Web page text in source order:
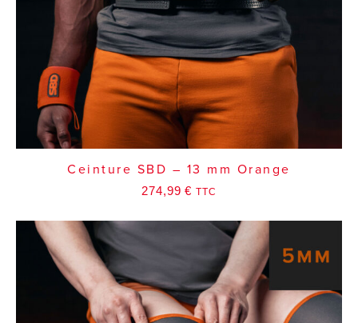
Ceinture SBD – 13 mm Orange
274,99€ TTC